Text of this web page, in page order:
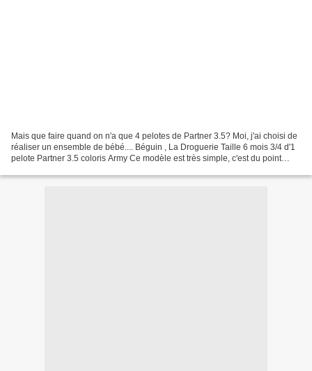
Mais que faire quand on n'a que 4 pelotes de Partner 3.5? Moi, j'ai choisi de
réaliser un ensemble de bébé.... Béguin , La Droguerie Taille 6 mois 3/4 d'1
pelote Partner 3.5 coloris Army Ce modèle est très simple, c'est du point